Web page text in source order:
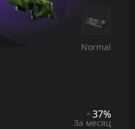
Normal
37%
За месяц